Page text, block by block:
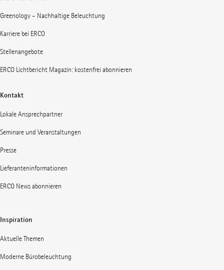
Greenology – Nachhaltige Beleuchtung
Karriere bei ERCO
Stellenangebote
ERCO Lichtbericht Magazin: kostenfrei abonnieren
Kontakt
Lokale Ansprechpartner
Seminare und Veranstaltungen
Presse
Lieferanteninformationen
ERCO News abonnieren
Inspiration
Aktuelle Themen
Moderne Bürobeleuchtung